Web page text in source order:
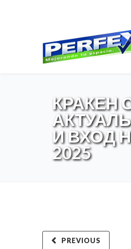
КРАКЕН
И ВХОД
2025
PREVIOUS